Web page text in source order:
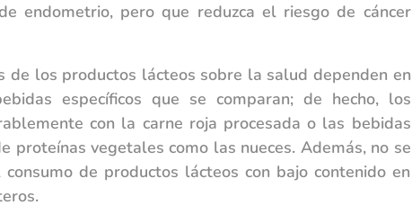
endometrio, pero que reduzca el riesgo de cáncer
de los productos lácteos sobre la salud dependen en
específicos que se comparan; de hecho, los
con la carne roja procesada o las bebidas
proteínas vegetales como las nueces. Además, no se
de productos lácteos con bajo contenido en